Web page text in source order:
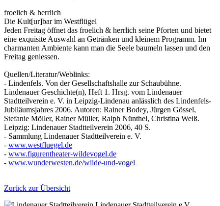
froelich & herrlich
Die Kult[ur]bar im Westflügel
Jeden Freitag öffnet das froelich & herrlich seine Pforten und bietet
eine exquisite Auswahl an Getränken und kleinem Programm. Im
charmanten Ambiente kann man die Seele baumeln lassen und den
Freitag geniessen.
Quellen/Literatur/Weblinks:
- Lindenfels. Von der Gesellschaftshalle zur Schaubühne.
Lindenauer Geschichte(n), Heft 1. Hrsg. vom Lindenauer
Stadtteilverein e. V. in Leipzig-Lindenau anlässlich des Lindenfels-
Jubiläumsjahres 2006. Autoren: Rainer Bodey, Jürgen Gössel,
Stefanie Möller, Rainer Müller, Ralph Nünthel, Christina Weiß.
Leipzig: Lindenauer Stadtteilverein 2006, 40 S.
- Sammlung Lindenauer Stadtteilverein e. V.
- www.westfluegel.de
- www.figurentheater-wildevogel.de
- www.wunderwesten.de/wilde-und-vogel
Zurück zur Übersicht